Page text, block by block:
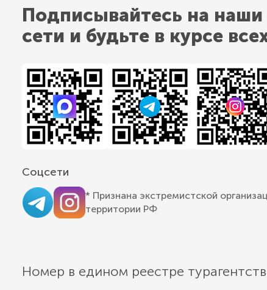
Подписывайтесь на
сети и будьте в курсе
Соцсети
* Признана экстремистской
территории РФ
Номер в едином реестре